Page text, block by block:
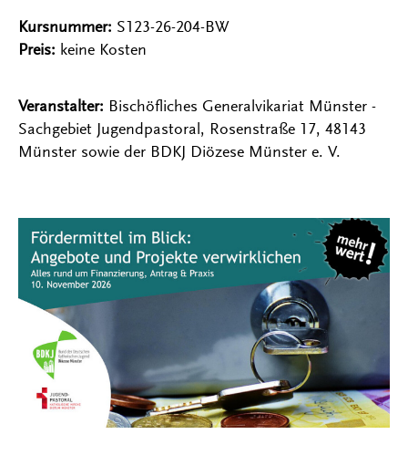
Kursnummer: S123-26-204-BW
Preis: keine Kosten
Veranstalter: Bischöfliches Generalvikariat Münster -
Sachgebiet Jugendpastoral, Rosenstraße 17, 48143
Münster sowie der BDKJ Diözese Münster e. V.